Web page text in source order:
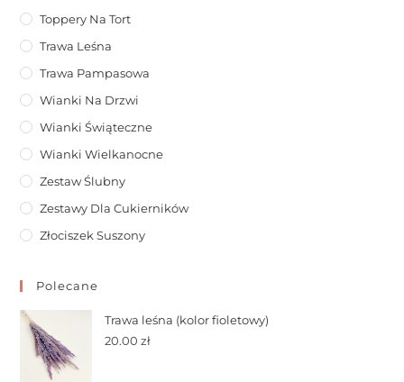
Toppery Na Tort
Trawa Leśna
Trawa Pampasowa
Wianki Na Drzwi
Wianki Świąteczne
Wianki Wielkanocne
Zestaw Ślubny
Zestawy Dla Cukierników
Złociszek Suszony
Polecane
Trawa leśna (kolor fioletowy)
20.00zł